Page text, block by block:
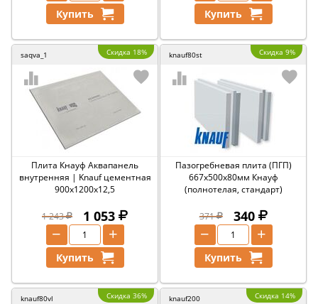
Купить Купить
saqva_1 Скидка 18%
Плита Кнауф Аквапанель
внутренняя | Knauf цементная
900х1200х12,5
1 243 1 053
+
−
Купить
knauf80st Скидка 9%
Пазогребневая плита (ПГП)
667х500х80мм Кнауф
(полнотелая, стандарт)
371 340
+
−
Купить
knauf80vl Скидка 36% knauf200 Скидка 14%